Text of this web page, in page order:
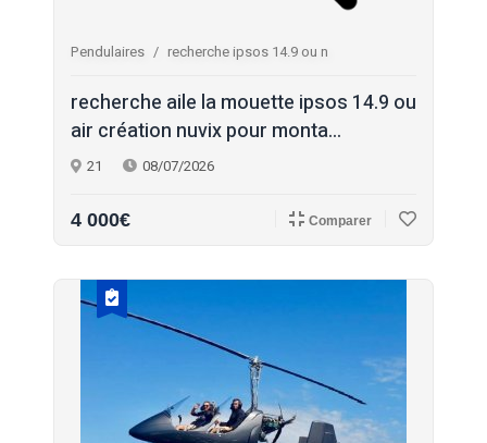
Pendulaires recherche ipsos 14.9 ou n
recherche aile la mouette ipsos 14.9 ou
air création nuvix pour monta...
21 08/07/2026
4 000€ Comparer